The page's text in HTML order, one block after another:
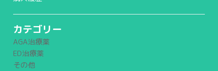
カテゴリー
AGA治療薬
ED治療薬
その他